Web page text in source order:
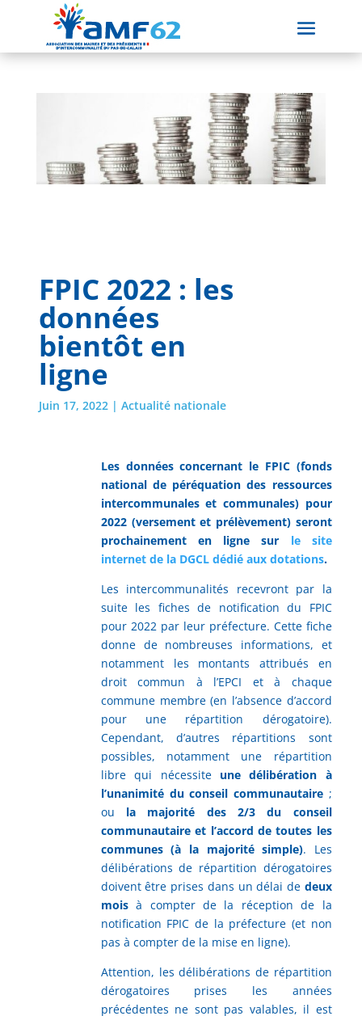
FPIC 2022 : les
données
bientôt en
ligne
Juin 17, 2022| Actualité nationale
Les données concernant le FPIC (fonds
national de péréquation des ressources
intercommunales et communales) pour
2022 (versement et prélèvement) seront
prochainement en ligne sur le site
internet de la DGCL dédié aux dotations.
Les intercommunalités recevront par la
suite les fiches de notification du FPIC
pour 2022 par leur préfecture. Cette fiche
donne de nombreuses informations, et
notamment les montants attribués en
droit commun à l’EPCI et à chaque
commune membre (en l’absence d’accord
pour une répartition dérogatoire).
Cependant, d’autres répartitions sont
possibles, notamment une répartition
libre qui nécessite une délibération à
l’unanimité du conseil communautaire;
ou la majorité des 2/3 du conseil
communautaire et l’accord de toutes les
communes (à la majorité simple). Les
délibérations de répartition dérogatoires
doivent être prises dans un délai de deux
moisà compter de la réception de la
notification FPIC de la préfecture (et non
pas à compter de la mise en ligne).
Attention, les délibérations de répartition
dérogatoires prises les années
précédentes ne sont pas valables, il est